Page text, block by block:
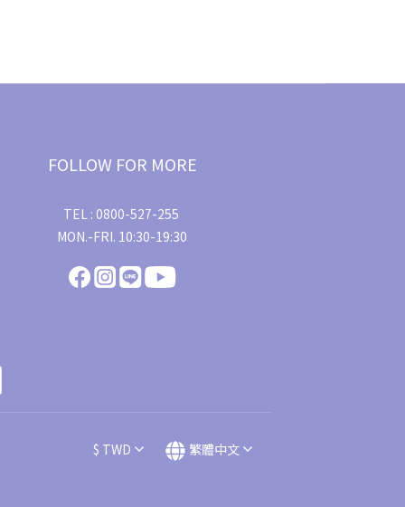
FOLLOW FOR MORE
TEL : 0800-527-255
MON.-FRI. 10:30-19:30
$ TWD 繁體中文